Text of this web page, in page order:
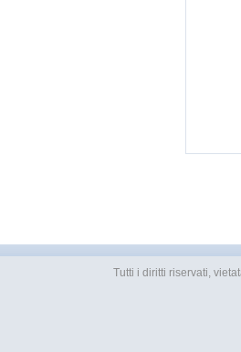
Tutti i diritti riservati,